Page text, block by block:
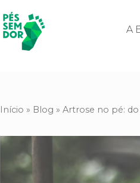
A
Início » Blog » Artrose no pé: